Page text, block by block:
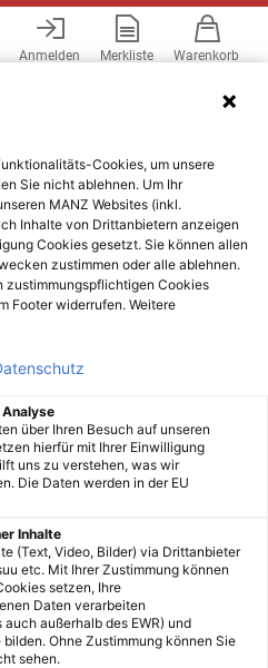
Anmelden Merkliste Warenkorb
Cookies, um unsere
Sie nicht ablehnen. Um Ihr
MANZ Websites (inkl.
Inhalte von Drittanbietern anzeigen
Cookies gesetzt. Sie können allen
zustimmen oder alle ablehnen.
zustimmungspflichtigen Cookies
Footer widerrufen. Weitere
über Ihren Besuch auf unseren
hierfür mit Ihrer Einwilligung
uns zu verstehen, was wir
Die Daten werden in der EU
Inhalte
(Text, Video, Bilder) via Drittanbieter
etc. Mit Ihrer Zustimmung können
setzen, Ihre
Daten verarbeiten
außerhalb des EWR) und
Ohne Zustimmung können Sie
sehen.